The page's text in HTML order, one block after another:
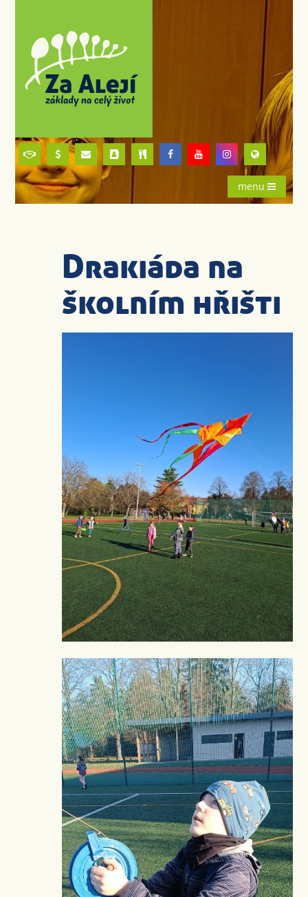
menu
Drakiáda na
školním hřišti